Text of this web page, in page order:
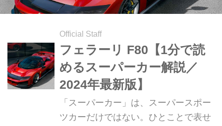
Official Staff
フェラーリ F80【1分で読
めるスーパーカー解説／
2024年最新版】
「スーパーカー」は、スーパースポー
ツカーだけではない。ひとことで表せ